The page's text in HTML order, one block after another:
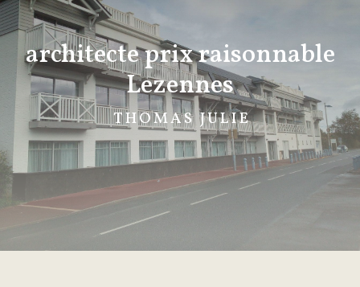
architecte prix raisonnable
Lezennes
THOMAS JULIE